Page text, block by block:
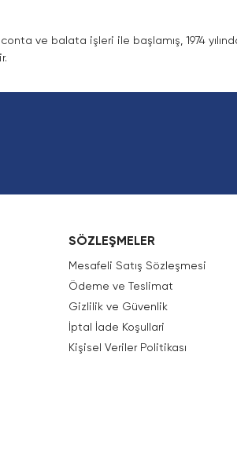
ve balata işleri ile başlamış, 1974
SÖZLEŞMELER
Mesafeli Satış Sözleşmesi
Ödeme ve Teslimat
Gizlilik ve Güvenlik
İptal İade Koşullari
Kişisel Veriler Politikası